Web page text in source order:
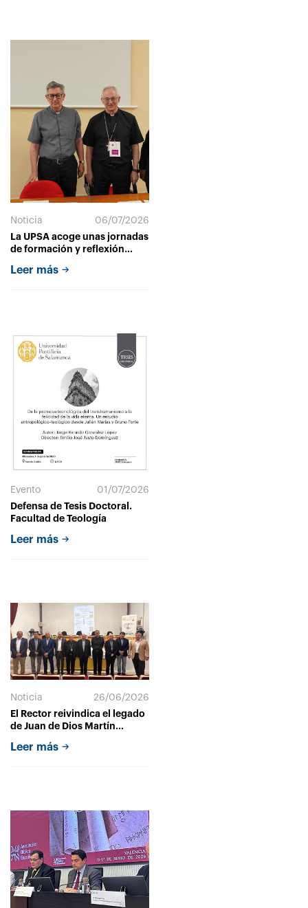
Noticia
06/07/2026
La UPSA acoge unas jornadas
de formación y reflexión
Religión
Leer más
Evento
01/07/2026
Defensa de Tesis Doctoral.
Facultad de Teología
Leer más
Noticia
26/06/2026
El Rector reivindica el legado
de Juan de Dios Martín
de las V Jornadas de la
Leer más